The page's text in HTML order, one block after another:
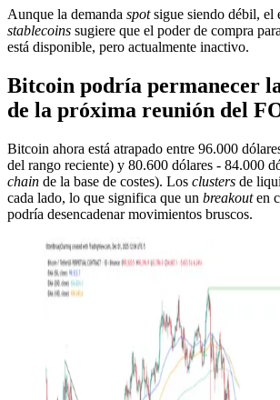
Aunque la demanda spotsigue siendo débil, el
stablecoins sugiere que el poder de compra
está disponible, pero actualmente inactivo.
Bitcoin podría permanecer
de la próxima reunión del
Bitcoin ahora está atrapado entre 96.000
del rango reciente) y 80.600 dólares - 84.000
chain de la base de costes). Los clusters de
cada lado, lo que significa que un breakouten
podría desencadenar movimientos bruscos.